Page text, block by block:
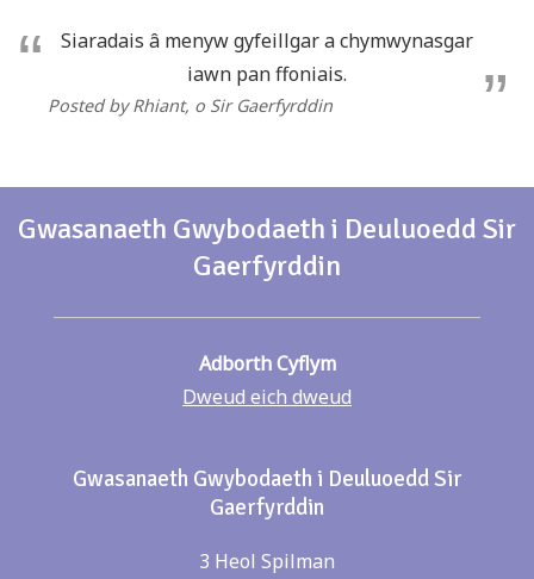
Siaradais â menyw gyfeillgar a chymwynasgar
iawn pan ffoniais.
Posted by Rhiant, o Sir Gaerfyrddin
Gwasanaeth Gwybodaeth i Deuluoedd Sir
Gaerfyrddin
Adborth Cyflym
Dweud eich dweud
Gwasanaeth Gwybodaeth i Deuluoedd Sir
Gaerfyrddin
3 Heol Spilman